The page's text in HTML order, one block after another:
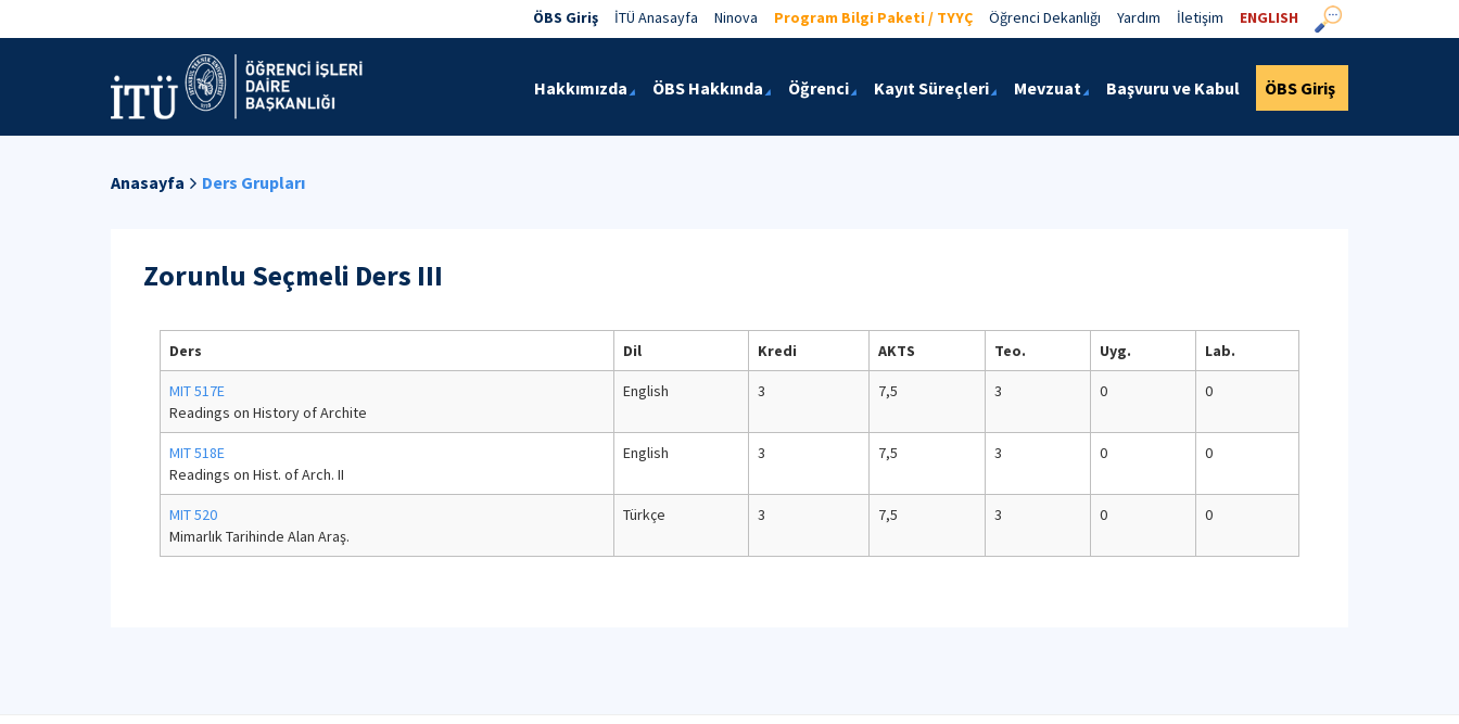
ÖBS Giriş İTÜ Anasayfa Ninova Program Bilgi Paketi / TYYÇ Öğrenci Dekanlığı Yardım İletişim ENGLISH
Hakkımızda ÖBS Hakkında Öğrenci Kayıt Süreçleri Mevzuat Başvuru ve Kabul ÖBS Giriş
Anasayfa Ders Grupları
Zorunlu Seçmeli Ders III
Ders Dil Kredi AKTS Teo. Uyg. Lab.
MIT 517E
Readings on History of Archite
English 3 7,5 3 0 0
MIT 518E
Readings on Hist. of Arch. II
English 3 7,5 3 0 0
MIT 520
Mimarlık Tarihinde Alan Araş.
Türkçe 3 7,5 3 0 0